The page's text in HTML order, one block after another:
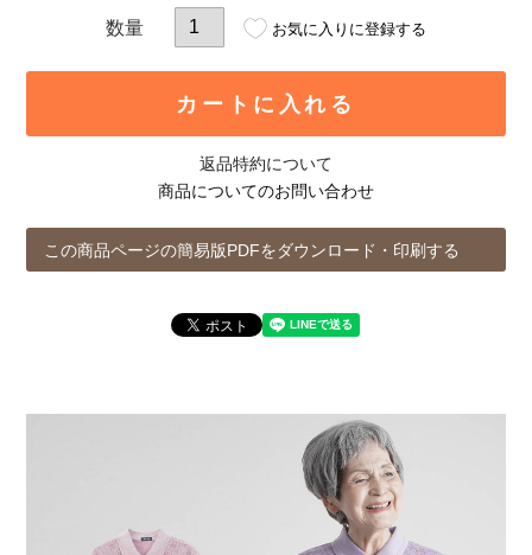
お気に入りに登録する
カートに入れる
返品特約について
商品についてのお問い合わせ
この商品ページの簡易版PDFをダウンロード・印刷する